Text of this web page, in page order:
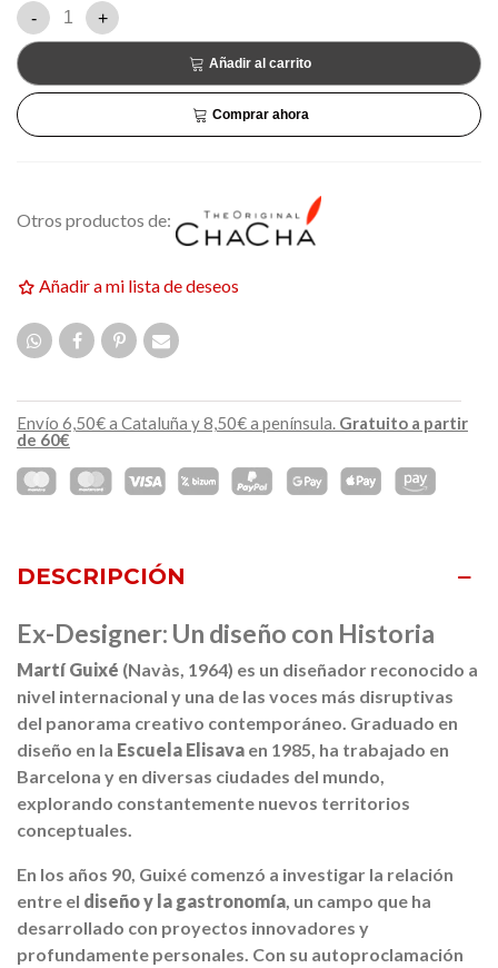
- +
Añadir al carrito
Comprar ahora
Otros productos de:
Añadir a mi lista de deseos
Envío 6,50€ a Cataluña y 8,50€ a península. Gratuito a partir
de 60€
DESCRIPCIÓN
Ex-Designer: Un diseño con Historia
Martí Guixé (Navàs, 1964) es un diseñador reconocido a
nivel internacional y una de las voces más disruptivas
del panorama creativo contemporáneo. Graduado en
diseño en la Escuela Elisava en 1985, ha trabajado en
Barcelona y en diversas ciudades del mundo,
explorando constantemente nuevos territorios
conceptuales.
En los años 90, Guixé comenzó a investigar la relación
entre el diseño y la gastronomía , un campo que ha
desarrollado con proyectos innovadores y
profundamente personales. Con su autoproclamación